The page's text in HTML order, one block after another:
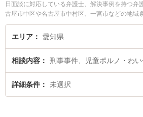
日面談に対応している弁護士、解決事例を持つ弁
古屋市中区や名古屋市中村区、一宮市などの地域
す。刑事事件に関係する加害者側や少年事件、再
での絞り込み検索もでき便利です。特に法律事務
知県で土日や夜間に発生した児童ポルノのトラブ
たい』『児童ポルノのトラブル解決の実績豊富な
『初回相談無料で児童ポルノを法律相談できる愛
エリア 愛知県
相談内容 刑事事件、児童ポルノ・わ
詳細条件 未選択